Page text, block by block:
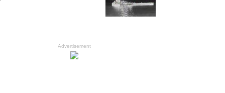
Advertisement